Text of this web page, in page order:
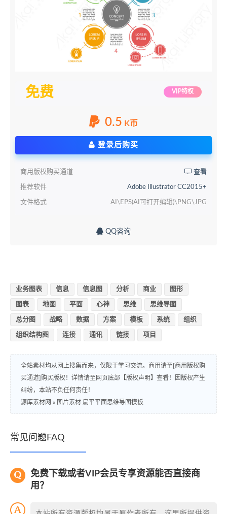
免费 VIP特权
0.5 K币
登录后购买
商用版权购买通道 查看
推荐软件 Adobe Illustrator CC2015+
文件格式 AI\EPS(AI可打开编辑)\PNG\JPG
QQ咨询
业务图表 信息 信息图 分析 商业 图形
图表 地图 平面 心神 思维 思维导图
总分图 战略 数据 方案 模板 系统 组织
组织结构图 连接 通讯 链接 项目
全站素材均从网上搜集而来，仅限于学习交流。商用请至[商用版权购
买通道]购买版权！详情请至网页底部【版权声明】查看！因版权产生
纠纷，本站不负任何责任！
源库素材网 » 图片素材 扁平平面思维导图模板
常见问题FAQ
免费下载或者VIP会员专享资源能否直接商
用？